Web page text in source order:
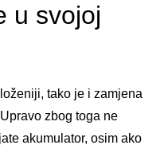
u svojoj
tako je i zamjena
zbog toga ne
akumulator, osim ako